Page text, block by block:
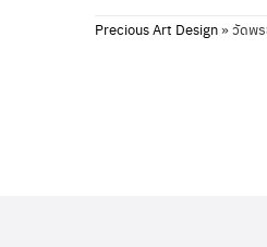
Precious Art Design»วัดพ